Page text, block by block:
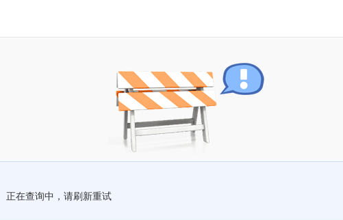
正在查询中，请刷新重试